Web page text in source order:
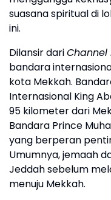
suasana spiritual di
ini.
Dilansir dariChannel
bandara
kota Mekkah.
Internasional King
95 kilometer dari
Bandara Prince
yang berperan
Umumnya, jemaah
Jeddah sebelum
menuju Mekkah.